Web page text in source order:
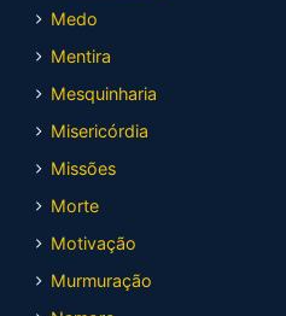
Medo
Mentira
Mesquinharia
Misericórdia
Missões
Morte
Motivação
Murmuração